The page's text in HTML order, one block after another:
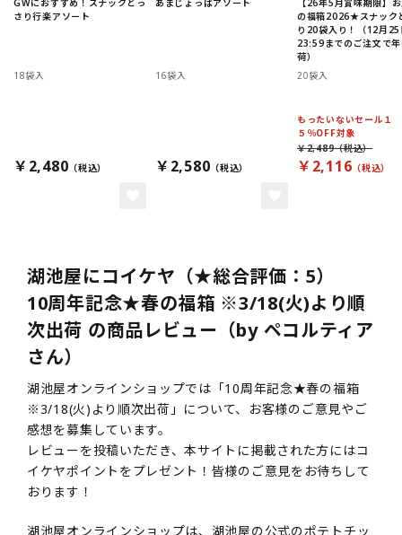
GWにおすすめ！スナックどっ
さり行楽アソート
18袋入
￥2,480
あまじょっぱアソート
16袋入
￥2,580
【26年5月賞味期限】
の福箱2026★スナック
り20袋入り！（12月25
23:59までのご注文で
荷）
20袋入
もったいないセール１
５％OFF対象
￥2,116
￥2,489
湖池屋にコイケヤ（★総合評価：5）
10周年記念★春の福箱 ※3/18(火)より順
次出荷 の商品レビュー（by ペコルティア
さん）
湖池屋オンラインショップでは「10周年記念★春の福箱
※3/18(火)より順次出荷」について、お客様のご意見やご
感想を募集しています。
レビューを投稿いただき、本サイトに掲載された方にはコ
イケヤポイントをプレゼント！皆様のご意見をお待ちして
おります！
湖池屋オンラインショップは、湖池屋の公式のポテトチッ